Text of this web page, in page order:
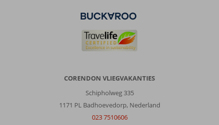
CORENDON VLIEGVAKANTIES
Schipholweg 335
1171 PL Badhoevedorp, Nederland
023 7510606